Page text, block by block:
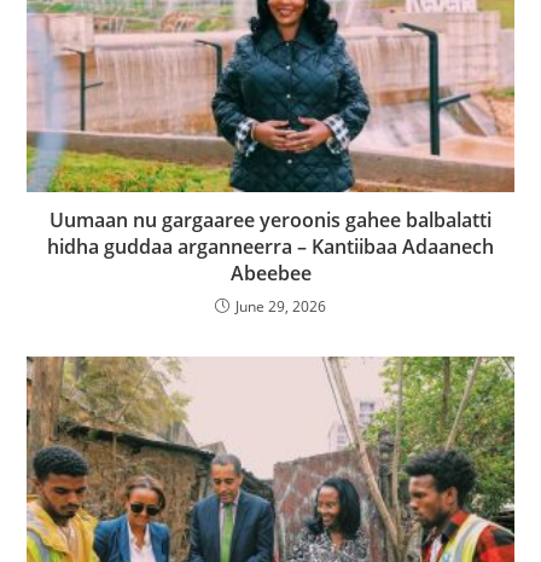
Uumaan nu gargaaree yeroonis gahee balbalatti
hidha guddaa arganneerra – Kantiibaa Adaanech
Abeebee
June 29, 2026